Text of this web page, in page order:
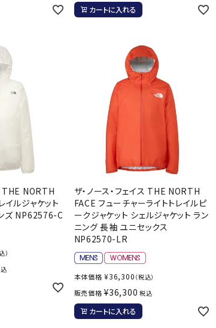
ズ
）
セサリー
バスケットボール
バスケットボールウェア
レプリカウェア・グッズ
ボール（バスケットボール）
ボール用品（バスケットボー
ソックス
その他アクセサリー
ビー
ア
ラグビー）
スイム・競泳
競泳水着・練習水着
フィットネス水着
スイムキャップ
ゴーグル
その他アクセサリー
LUZeSOMBR
A
ミツハシオリジ
New Balance NIKE
ONYONE PENALTY
カートに入れる
THE NORTH
イルジャケット
ズ NP62576-C
）
ザ・ノース・フェイス THE NORTH
FACE フューチャーライトトレイルピ
ークジャケット シェルジャケット ラン
ニング 長袖 ユニセックス
NP62570-LR
本体価格 ¥36,300 （税込）
販売価格 ¥36,300 税込
カートに入れる